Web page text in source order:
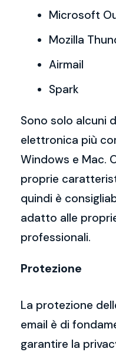
Microsoft
Mozilla
Airmail
Spark
Sono solo alcuni
elettronica più
Windows e Mac.
proprie
quindi è
adatto alle
professionali.
Protezione
La protezione
email è di
garantire la